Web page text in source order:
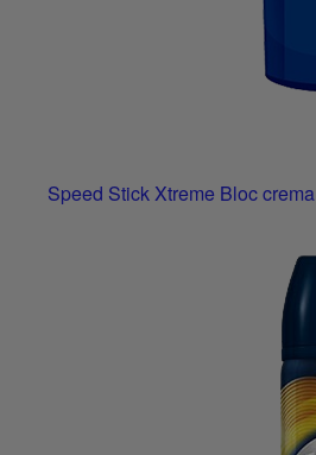
Speed Stick Xtreme Bloc crema